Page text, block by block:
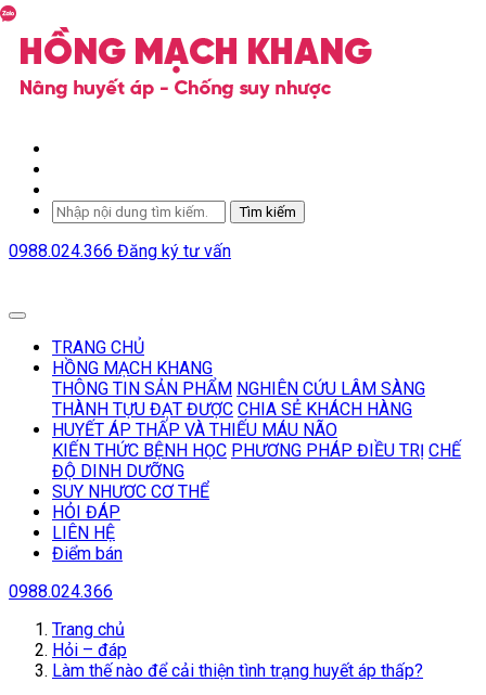
Tìm kiếm
0988.024.366 Đăng ký tư vấn
TRANG CHỦ
HỒNG MẠCH KHANG
THÔNG TIN SẢN PHẨM NGHIÊN CỨU LÂM SÀNG
THÀNH TỰU ĐẠT ĐƯỢC CHIA SẺ KHÁCH HÀNG
HUYẾT ÁP THẤP VÀ THIẾU MÁU NÃO
KIẾN THỨC BỆNH HỌC PHƯƠNG PHÁP ĐIỀU TRỊ CHẾ
ĐỘ DINH DƯỠNG
SUY NHƯƠC CƠ THỂ
HỎI ĐÁP
LIÊN HỆ
Điểm bán
0988.024.366
Trang chủ
Hỏi – đáp
Làm thế nào để cải thiện tình trạng huyết áp thấp?